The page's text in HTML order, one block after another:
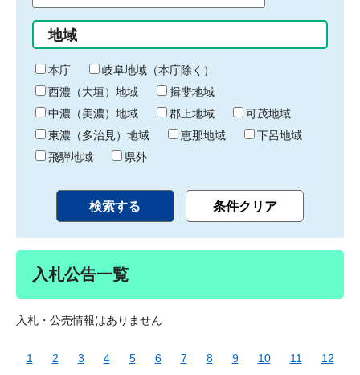
始
り
間
終
わ
り
地域
本庁
岐阜地域（本庁除く）
西濃（大垣）地域
揖斐地域
中濃（美濃）地域
郡上地域
可茂地域
東濃（多治見）地域
恵那地域
下呂地域
飛騨地域
県外
入札公告一覧
入札・公売情報はありません
1 2 3 4 5 6 7 8 9 10 11
12